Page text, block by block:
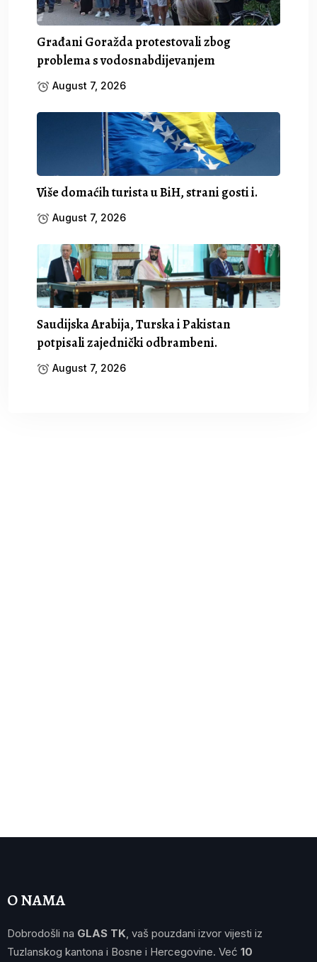
Građani Goražda protestovali zbog
problema s vodosnabdijevanjem
August 7, 2026
Više domaćih turista u BiH, strani gosti i.
August 7, 2026
Saudijska Arabija, Turska i Pakistan
potpisali zajednički odbrambeni.
August 7, 2026
O NAMA
Dobrodošli na GLAS TK , vaš pouzdani izvor vijesti iz
Tuzlanskog kantona i Bosne i Hercegovine. Već 10